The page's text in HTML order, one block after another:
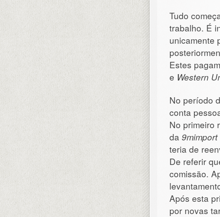
Tudo
trabalho. É
unicamente
Estes
e Western
No período
conta
No primeiro
da 9mimport
teria de
De referir
comissão.
Após esta
por novas